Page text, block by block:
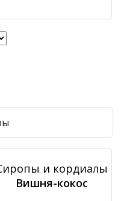
и кордиалы
Вишня-кокос